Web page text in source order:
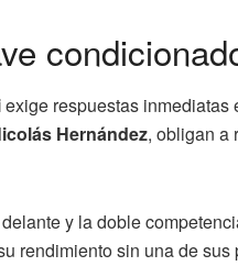
exige respuestas inmediatas
Hernández, obligan a
y la doble
rendimiento sin una de